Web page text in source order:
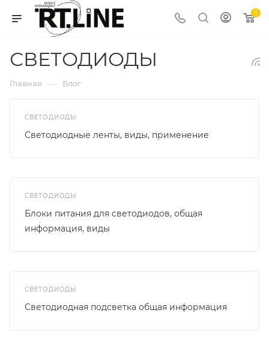
0
СВЕТОДИОДЫ
Главная — Блог
СВЕТОДИОДЫ
Светодиодные ленты, виды, применение
СВЕТОДИОДЫ
Блоки питания для светодиодов, общая
информация, виды
СВЕТОДИОДЫ
Светодиодная подсветка общая информация